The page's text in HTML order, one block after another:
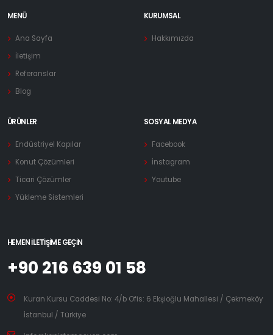
MENÜ
Ana Sayfa
İletişim
Referanslar
Blog
KURUMSAL
Hakkımızda
ÜRÜNLER
Endüstriyel Kapılar
Konut Çözümleri
Ticari Çözümler
Yükleme Sistemleri
SOSYAL MEDYA
Facebook
İnstagram
Youtube
HEMEN İLETIŞIME GEÇIN
+90 216 639 01 58
Kuran Kursu Caddesi No: 4/b Ofis: 6 Ekşioğlu Mahallesi / Çekmeköy
İstanbul / Türkiye